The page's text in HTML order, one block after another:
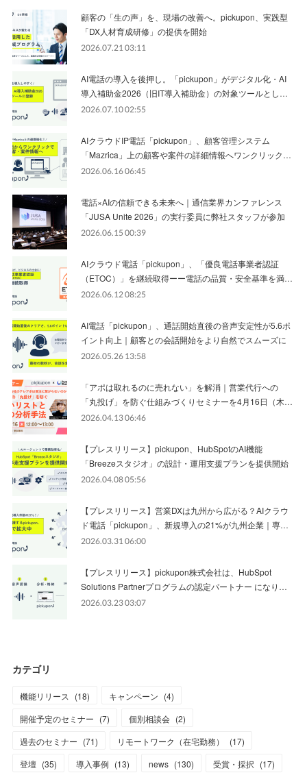
顧客の「生の声」を、現場の改善へ。pickupon、実践型
「DX人材育成研修」の提供を開始
2026.07.21 03:11
AI電話の導入を後押し。「pickupon」がデジタル化・AI
導入補助金2026（旧IT導入補助金）の対象ツールとし…
2026.07.10 02:55
AIクラウドIP電話「pickupon」、顧客管理システム
「Mazrica」上の顧客や案件の詳細情報へワンクリック…
2026.06.16 06:45
電話×AIの信頼できる未来へ｜通信業界カンファレンス
「JUSA Unite 2026」の実行委員に弊社スタッフが参加
2026.06.15 00:39
AIクラウド電話「pickupon」、「優良電話事業者認証
（ETOC）」を継続取得ーー電話の品質・安全基準を満…
2026.06.12 08:25
AI電話「pickupon」、通話開始直後の音声安定性が5.6ポ
イント向上｜顧客との会話開始をより自然でスムーズに
2026.05.26 13:58
「アポは取れるのに売れない」を解消｜営業代行への
「丸投げ」を防ぐ仕組みづくりセミナーを4月16日（木…
2026.04.13 06:46
【プレスリリース】pickupon、HubSpotのAI機能
「Breezeスタジオ」の設計・運用支援プランを提供開始
2026.04.08 05:56
【プレスリリース】営業DXは九州から広がる？AIクラウ
ド電話「pickupon」、新規導入の21%が九州企業｜専…
2026.03.31 06:00
【プレスリリース】pickupon株式会社は、HubSpot
Solutions Partnerプログラムの認定パートナー になり…
2026.03.23 03:07
カテゴリ
機能リリース (18) キャンペーン (4)
開催予定のセミナー (7) 個別相談会 (2)
過去のセミナー (71) リモートワーク（在宅勤務） (17)
登壇 (35) 導入事例 (13) news (130) 受賞・採択 (17)